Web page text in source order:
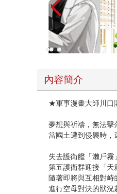
內容簡介
★軍事漫畫大師川口
夢想與祈禱，無法擊
當國土遭到侵襲時，
失去護衛艦「瀨戶霧
第五護衛群迎接「天
隨著即將與互相對峙
進行空母對決的狀況